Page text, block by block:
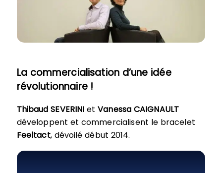
La commercialisation d’une idée
révolutionnaire !
Thibaud SEVERINI etVanessa CAIGNAULT
développent et commercialisent le bracelet
Feeltact, dévoilé début 2014.